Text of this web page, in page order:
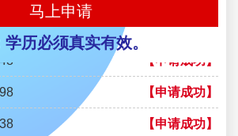
马上申请
学历必须真实有效。
【申请成功】
【申请成功】
【申请成功】